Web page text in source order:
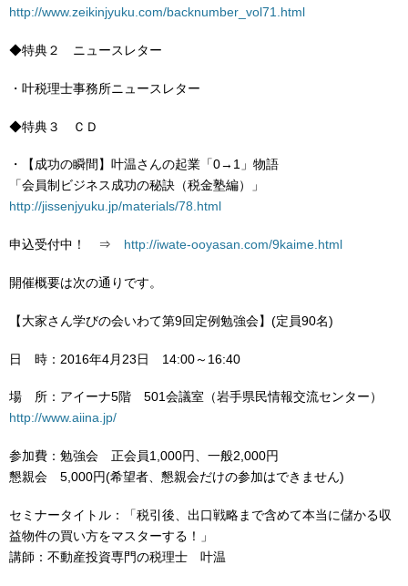
http://www.zeikinjyuku.com/backnumber_vol71.html
◆特典２ ニュースレター
・叶税理士事務所ニュースレター
◆特典３ ＣＤ
・【成功の瞬間】叶温さんの起業「0→1」物語
「会員制ビジネス成功の秘訣（税金塾編）」
http://jissenjyuku.jp/materials/78.html
申込受付中！ ⇒ http://iwate-ooyasan.com/9kaime.html
開催概要は次の通りです。
【大家さん学びの会いわて第9回定例勉強会】(定員90名)
日 時：2016年4月23日 14:00～16:40
場 所：アイーナ5階 501会議室（岩手県民情報交流センター）
http://www.aiina.jp/
参加費：勉強会 正会員1,000円、一般2,000円
懇親会 5,000円(希望者、懇親会だけの参加はできません)
セミナータイトル：「税引後、出口戦略まで含めて本当に儲かる収
益物件の買い方をマスターする！」
講師：不動産投資専門の税理士 叶温